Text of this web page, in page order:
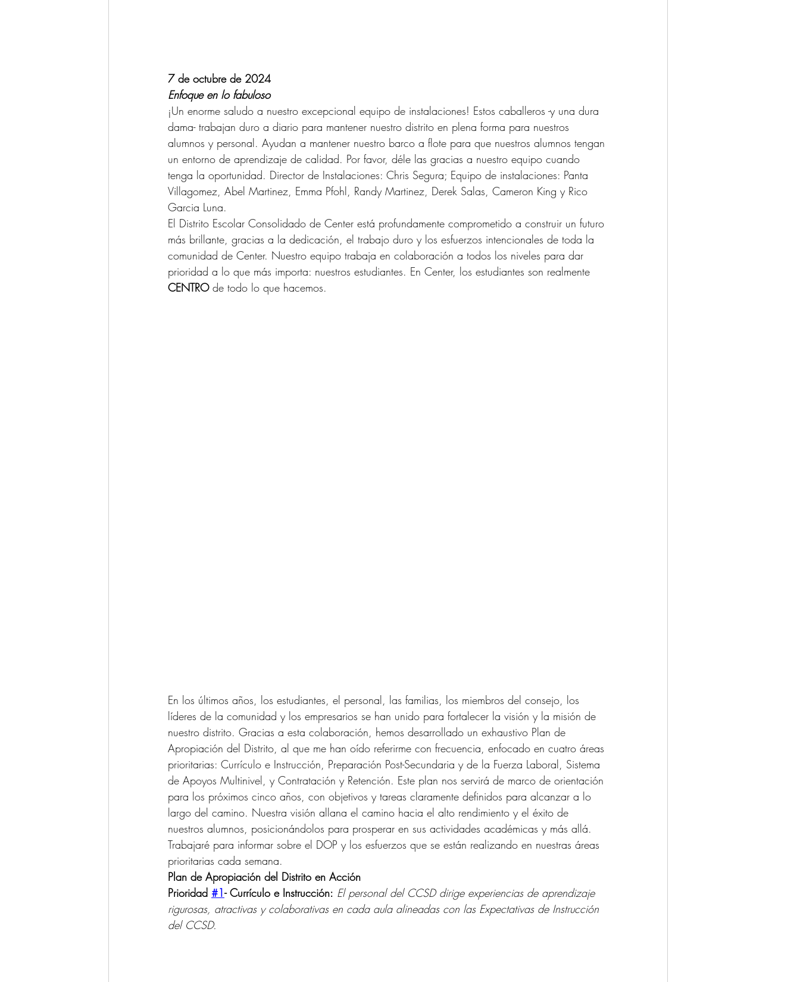
7 de octubre de 2024
Enfoque en lo fabuloso
¡Un enorme saludo a nuestro excepcional equipo de instalaciones! Estos caballeros -y una dura
dama- trabajan duro a diario para mantener nuestro distrito en plena forma para nuestros
alumnos y personal. Ayudan a mantener nuestro barco a flote para que nuestros alumnos tengan
un entorno de aprendizaje de calidad. Por favor, déle las gracias a nuestro equipo cuando
tenga la oportunidad. Director de Instalaciones: Chris Segura; Equipo de instalaciones: Panta
Villagomez, Abel Martinez, Emma Pfohl, Randy Martinez, Derek Salas, Cameron King y Rico
Garcia Luna.
El Distrito Escolar Consolidado de Center está profundamente comprometido a construir un futuro
más brillante, gracias a la dedicación, el trabajo duro y los esfuerzos intencionales de toda la
comunidad de Center. Nuestro equipo trabaja en colaboración a todos los niveles para dar
prioridad a lo que más importa: nuestros estudiantes. En Center, los estudiantes son realmente
CENTRO de todo lo que hacemos.
En los últimos años, los estudiantes, el personal, las familias, los miembros del consejo, los
líderes de la comunidad y los empresarios se han unido para fortalecer la visión y la misión de
nuestro distrito. Gracias a esta colaboración, hemos desarrollado un exhaustivo Plan de
Apropiación del Distrito, al que me han oído referirme con frecuencia, enfocado en cuatro áreas
prioritarias: Currículo e Instrucción, Preparación Post-Secundaria y de la Fuerza Laboral, Sistema
de Apoyos Multinivel, y Contratación y Retención. Este plan nos servirá de marco de orientación
para los próximos cinco años, con objetivos y tareas claramente definidos para alcanzar a lo
largo del camino. Nuestra visión allana el camino hacia el alto rendimiento y el éxito de
nuestros alumnos, posicionándolos para prosperar en sus actividades académicas y más allá.
Trabajaré para informar sobre el DOP y los esfuerzos que se están realizando en nuestras áreas
prioritarias cada semana.
Plan de Apropiación del Distrito en Acción
Prioridad #1- Currículo e Instrucción: El personal del CCSD dirige experiencias de aprendizaje
rigurosas, atractivas y colaborativas en cada aula alineadas con las Expectativas de Instrucción
del CCSD.